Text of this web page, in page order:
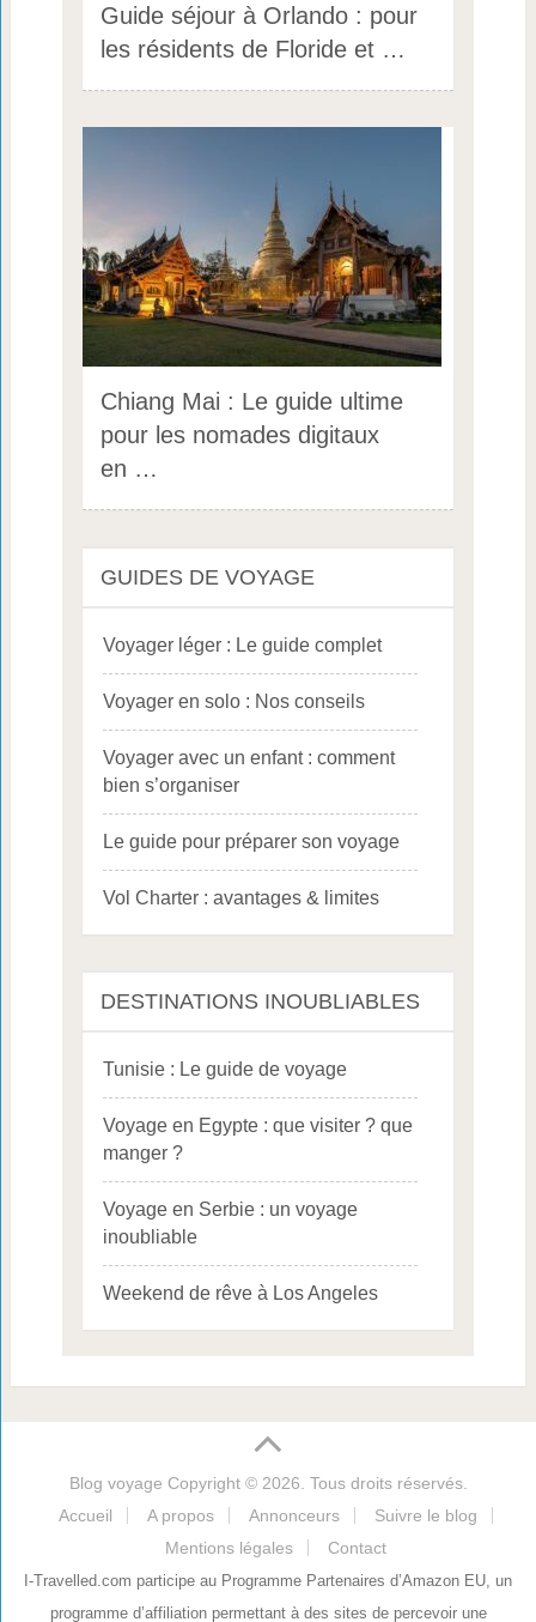
Guide séjour à Orlando : pour
les résidents de Floride et …
Chiang Mai : Le guide ultime
pour les nomades digitaux
en …
GUIDES DE VOYAGE
Voyager léger : Le guide complet
Voyager en solo : Nos conseils
Voyager avec un enfant : comment
bien s’organiser
Le guide pour préparer son voyage
Vol Charter : avantages & limites
DESTINATIONS INOUBLIABLES
Tunisie : Le guide de voyage
Voyage en Egypte : que visiter ? que
manger ?
Voyage en Serbie : un voyage
inoubliable
Weekend de rêve à Los Angeles
Blog voyage Copyright © 2026. Tous droits réservés.
Accueil
A propos Annonceurs
Suivre le blog
Mentions légales
Contact
I-Travelled.com participe au Programme Partenaires d’Amazon EU, un
programme d’affiliation permettant à des sites de percevoir une